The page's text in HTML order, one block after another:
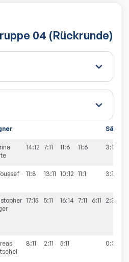
04 (Rückrunde)
Sätze
14:12 7:11 11:6 11:6 3:1
11:8 13:11 10:12 11:1 3:1
17:15 5:11 16:14 7:11 6:11 2:3
8:11 2:11 5:11 0:3